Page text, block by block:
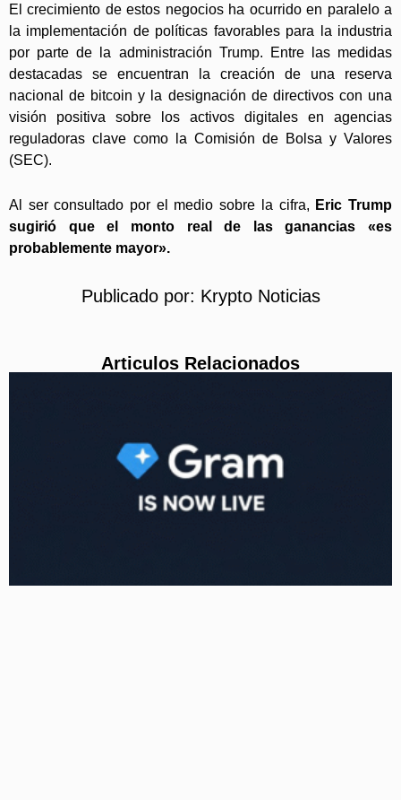
El crecimiento de estos negocios ha ocurrido en paralelo a
la implementación de políticas favorables para la industria
por parte de la administración Trump. Entre las medidas
destacadas se encuentran la creación de una reserva
nacional de bitcoin y la designación de directivos con una
visión positiva sobre los activos digitales en agencias
reguladoras clave como la Comisión de Bolsa y Valores
(SEC).
Al ser consultado por el medio sobre la cifra, Eric Trump
sugirió que el monto real de las ganancias «es
probablemente mayor».
Publicado por: Krypto Noticias
Articulos Relacionados